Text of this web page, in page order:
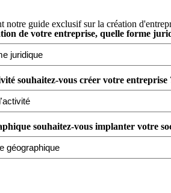
notre guide exclusif sur la création
de votre entreprise, quelle forme
souhaitez-vous créer votre entreprise
souhaitez-vous implanter votre